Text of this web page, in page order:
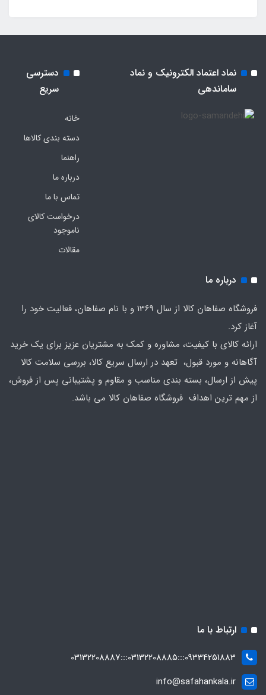
نماد اعتماد الکترونیک و نماد
ساماندهی
دسترسی
سریع
خانه
دسته بندی کالاها
راهنما
درباره ما
تماس با ما
درخواست کالای
ناموجود
مقالات
درباره ما
فروشگاه صفاهان کالا از سال 1369 و با نام صفاهان، فعالیت خود را
آغاز کرد.
ارائه کالای با کیفیت، مشاوره و کمک به مشتریان عزیز برای یک خرید
آگاهانه و مورد قبول، تعهد در ارسال سریع کالا، بررسی سلامت کالا
پیش از ارسال، بسته بندی مناسب و مقاوم و پشتیبانی پس از فروش،
از مهم ترین اهداف فروشگاه صفاهان کالا می باشد.
ارتباط با ما
09334251883:::03132208885:::03132208887
info@safahankala.ir